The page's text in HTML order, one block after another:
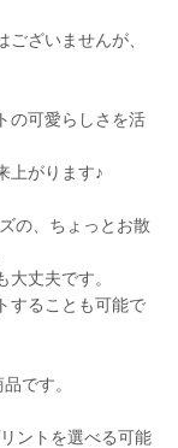
ざいませんが、
の可愛らしさを活
上がります♪
の、ちょっとお散
丈夫です。
することも可能で
です。
ントを選べる可能